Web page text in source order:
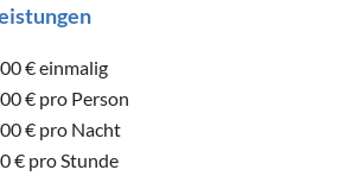
€einmalig
€ pro Person
€ pro Nacht
€ pro Stunde